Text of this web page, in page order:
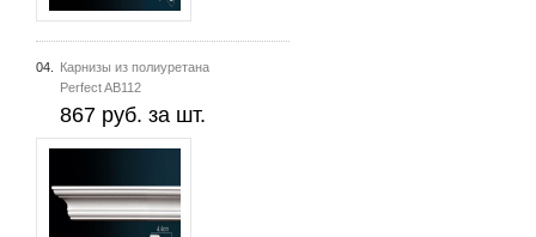
04.
Карнизы из полиуретана
Perfect AB112
867 руб. за шт.